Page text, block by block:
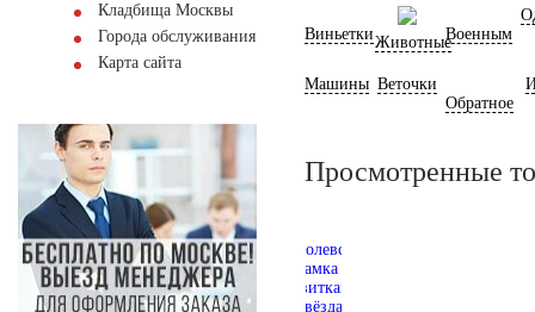
Кладбища Москвы
Города обслуживания
Карта сайта
ВиньеткиЖивотныеВоенным
Машины Веточки
Обратное
Просмотренные